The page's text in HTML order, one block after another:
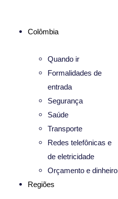
Colômbia
Quando ir
Formalidades de
entrada
Segurança
Saúde
Transporte
Redes telefônicas e
de eletricidade
Orçamento e dinheiro
Regiões